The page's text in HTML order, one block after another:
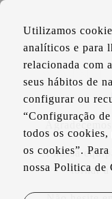
A nossa
tornar a
Utilizamos
analíticos e para
relacionada com
seus hábitos de
configurar ou
“Configuração
todos os
os cookies”.
nossa Politica de